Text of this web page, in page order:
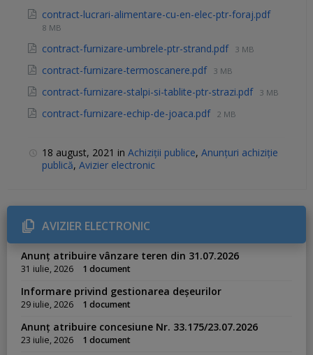
contract-lucrari-alimentare-cu-en-elec-ptr-foraj.pdf
8 MB
contract-furnizare-umbrele-ptr-strand.pdf 3 MB
contract-furnizare-termoscanere.pdf 3 MB
contract-furnizare-stalpi-si-tablite-ptr-strazi.pdf 3 MB
contract-furnizare-echip-de-joaca.pdf 2 MB
18 august, 2021 in Achiziții publice, Anunțuri achiziție
publică, Avizier electronic
AVIZIER ELECTRONIC
Anunț atribuire vânzare teren din 31.07.2026
31 iulie, 2026 1 document
Informare privind gestionarea deșeurilor
29 iulie, 2026 1 document
Anunț atribuire concesiune Nr. 33.175/23.07.2026
23 iulie, 2026 1 document